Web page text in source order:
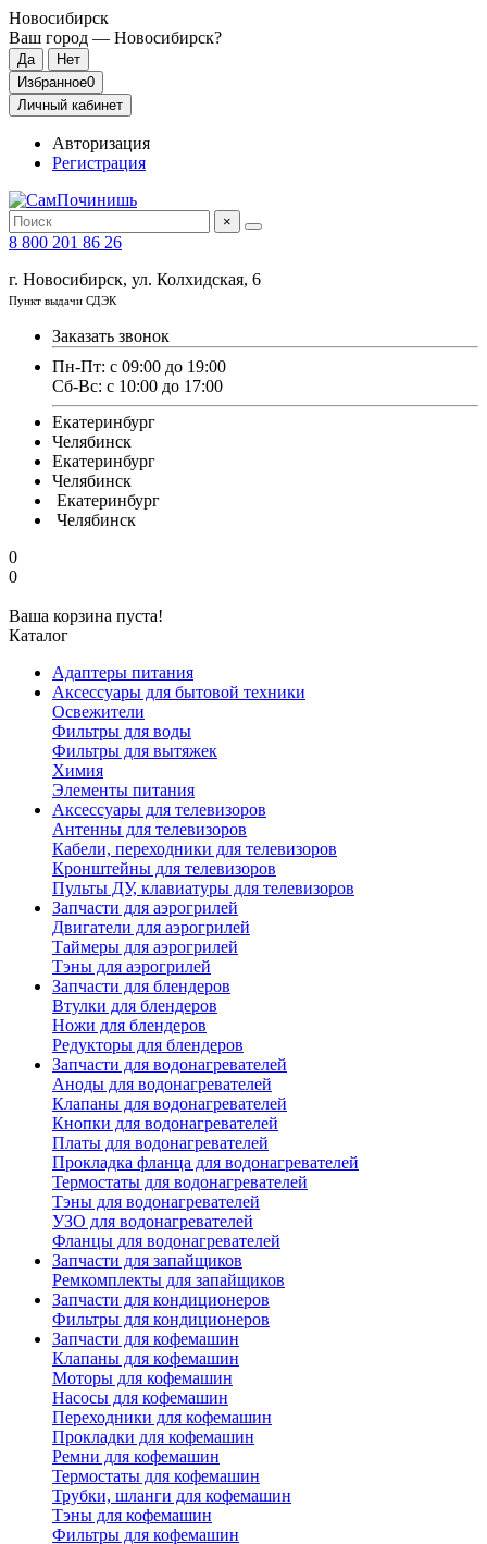
Новосибирск
Ваш город — Новосибирск?
Избранное0
Личный кабинет
Авторизация
Регистрация
×
8 800 201 86 26
г. Новосибирск, ул. Колхидская, 6
Пункт выдачи СДЭК
Заказать звонок
Пн-Пт: с 09:00 до 19:00
Сб-Вс: с 10:00 до 17:00
Екатеринбург
Челябинск
Екатеринбург
Челябинск
Екатеринбург
Челябинск
0
0
Ваша корзина пуста!
Каталог
Адаптеры питания
Аксессуары для бытовой техники
Освежители
Фильтры для воды
Фильтры для вытяжек
Химия
Элементы питания
Аксессуары для телевизоров
Антенны для телевизоров
Кабели, переходники для телевизоров
Кронштейны для телевизоров
Пульты ДУ, клавиатуры для телевизоров
Запчасти для аэрогрилей
Двигатели для аэрогрилей
Таймеры для аэрогрилей
Тэны для аэрогрилей
Запчасти для блендеров
Втулки для блендеров
Ножи для блендеров
Редукторы для блендеров
Запчасти для водонагревателей
Аноды для водонагревателей
Клапаны для водонагревателей
Кнопки для водонагревателей
Платы для водонагревателей
Прокладка фланца для водонагревателей
Термостаты для водонагревателей
Тэны для водонагревателей
УЗО для водонагревателей
Фланцы для водонагревателей
Запчасти для запайщиков
Ремкомплекты для запайщиков
Запчасти для кондиционеров
Фильтры для кондиционеров
Запчасти для кофемашин
Клапаны для кофемашин
Моторы для кофемашин
Насосы для кофемашин
Переходники для кофемашин
Прокладки для кофемашин
Ремни для кофемашин
Термостаты для кофемашин
Трубки, шланги для кофемашин
Тэны для кофемашин
Фильтры для кофемашин